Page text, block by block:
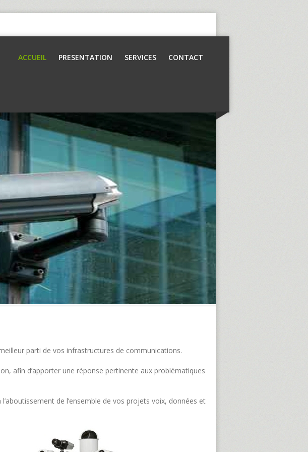
ACCUEIL PRESENTATION SERVICES CONTACT
parti de vos infrastructures de communications.
afin d’apporter une réponse pertinente aux problématiques
de l’ensemble de vos projets voix, données et